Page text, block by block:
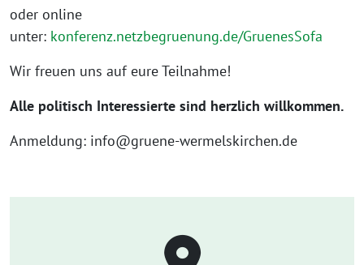
oder online
unter: konferenz.netzbegruenung.de/GruenesSofa
Wir freuen uns auf eure Teilnahme!
Alle politisch Interessierte sind herzlich willkommen.
Anmeldung: info@gruene-wermelskirchen.de